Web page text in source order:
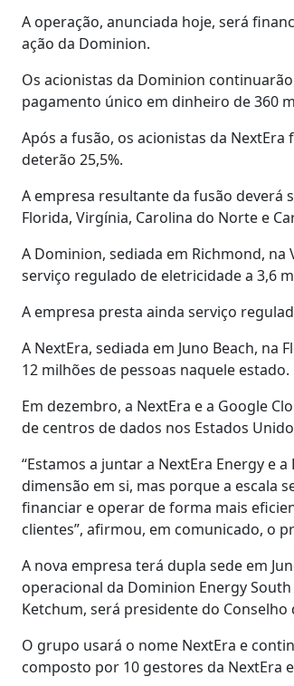
A operação, anunciada hoje, será
ação da Dominion.
Os acionistas da Dominion
pagamento único em dinheiro de 360
Após a fusão, os acionistas da
deterão 25,5%.
A empresa resultante da fusão deverá
Florida, Virgínia, Carolina do Norte e
A Dominion, sediada em Richmond,
serviço regulado de eletricidade a 3,6
A empresa presta ainda serviço
A NextEra, sediada em Juno Beach,
12 milhões de pessoas naquele estado.
Em dezembro, a NextEra e a Google
de centros de dados nos Estados
“Estamos a juntar a NextEra Energy e
dimensão em si, mas porque a escala
financiar e operar de forma mais
clientes”, afirmou, em comunicado, o
A nova empresa terá dupla sede em
operacional da Dominion Energy
Ketchum, será presidente do
O grupo usará o nome NextEra e
composto por 10 gestores da NextEra